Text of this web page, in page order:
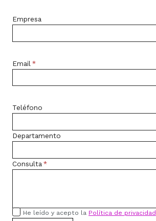
Empresa
Email *
Teléfono
Departamento
Consulta *
He leído y acepto la Política de privacidad